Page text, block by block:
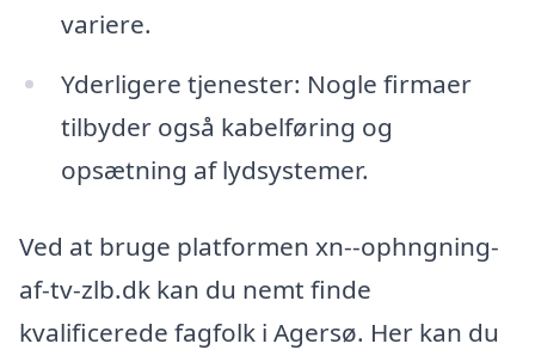
variere.
Yderligere tjenester: Nogle firmaer
tilbyder også kabelføring og
opsætning af lydsystemer.
Ved at bruge platformen xn--ophngning-
af-tv-zlb.dk kan du nemt finde
kvalificerede fagfolk i Agersø. Her kan du